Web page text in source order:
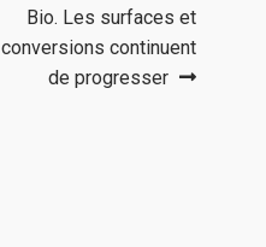
Article
suivant :
Bio. Les surfaces et
conversions continuent
de progresser